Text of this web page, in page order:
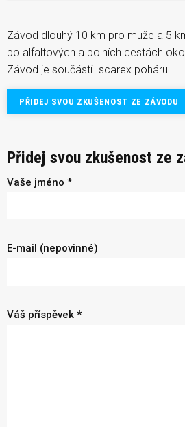
Závod dlouhý 10 km pro muže a 5
po alfaltových a polních cestách
Závod je součástí Iscarex poháru.
PŘIDEJ SVOU ZKUŠENOST ZE ZÁVODU
Přidej svou zkušenost ze
Vaše jméno *
E-mail (nepovinné)
Váš příspěvek *